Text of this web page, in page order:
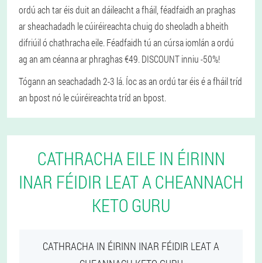
ordú ach tar éis duit an dáileacht a fháil, féadfaidh an praghas
ar sheachadadh le cúiréireachta chuig do sheoladh a bheith
difriúil ó chathracha eile. Féadfaidh tú an cúrsa iomlán a ordú
ag an am céanna ar phraghas €49. DISCOUNT inniu -50%!
Tógann an seachadadh 2-3 lá. Íoc as an ordú tar éis é a fháil tríd
an bpost nó le cúiréireachta tríd an bpost.
CATHRACHA EILE IN ÉIRINN
INAR FÉIDIR LEAT A CHEANNACH
KETO GURU
CATHRACHA IN ÉIRINN INAR FÉIDIR LEAT A